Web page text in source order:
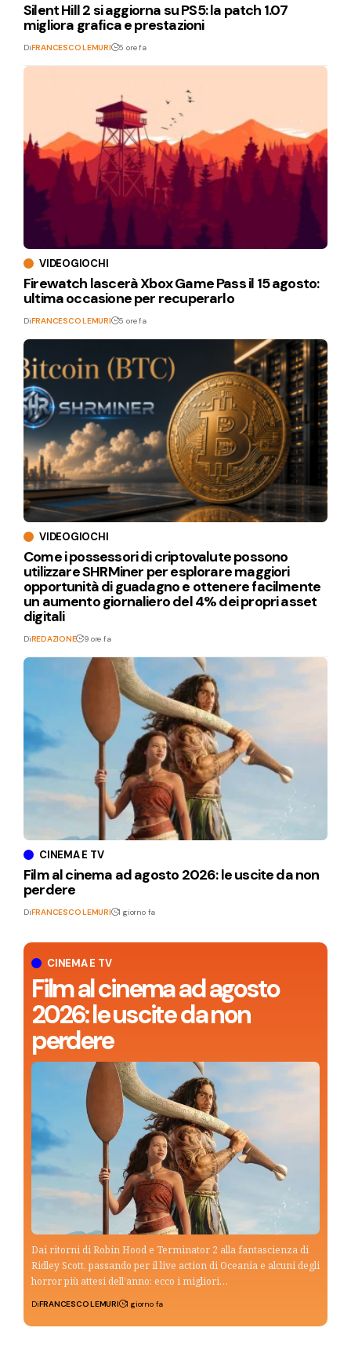
CINEMA E TV
Film al cinema ad agosto
2026: le uscite da non
perdere
Dai ritorni di Robin Hood e Terminator 2 alla fantascienza di
Ridley Scott, passando per il live action di Oceania e alcuni degli
horror più attesi dell’anno: ecco i migliori…
DiFRANCESCO LEMURI 1 giorno fa
Silent Hill 2 si aggiorna su PS5: la patch 1.07
migliora grafica e prestazioni
DiFRANCESCO LEMURI 5 ore fa
VIDEOGIOCHI
Firewatch lascerà Xbox Game Pass il 15 agosto:
ultima occasione per recuperarlo
DiFRANCESCO LEMURI 5 ore fa
VIDEOGIOCHI
Come i possessori di criptovalute possono
utilizzare SHRMiner per esplorare maggiori
opportunità di guadagno e ottenere facilmente
un aumento giornaliero del 4% dei propri asset
digitali
DiREDAZIONE 9 ore fa
CINEMA E TV
Film al cinema ad agosto 2026: le uscite da non
perdere
DiFRANCESCO LEMURI 1 giorno fa